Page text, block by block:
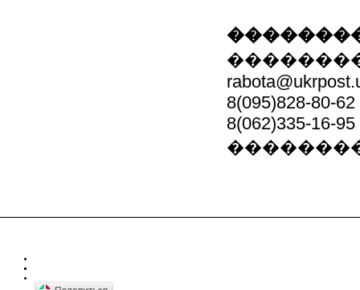
8(095)828-80-62
8(062)335-16-95